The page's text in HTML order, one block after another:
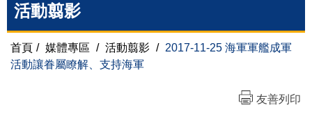
活動翦影
首頁 / 媒體專區 / 活動翦影 / 2017-11-25 海軍軍艦成軍
活動讓眷屬瞭解、支持海軍
友善列印